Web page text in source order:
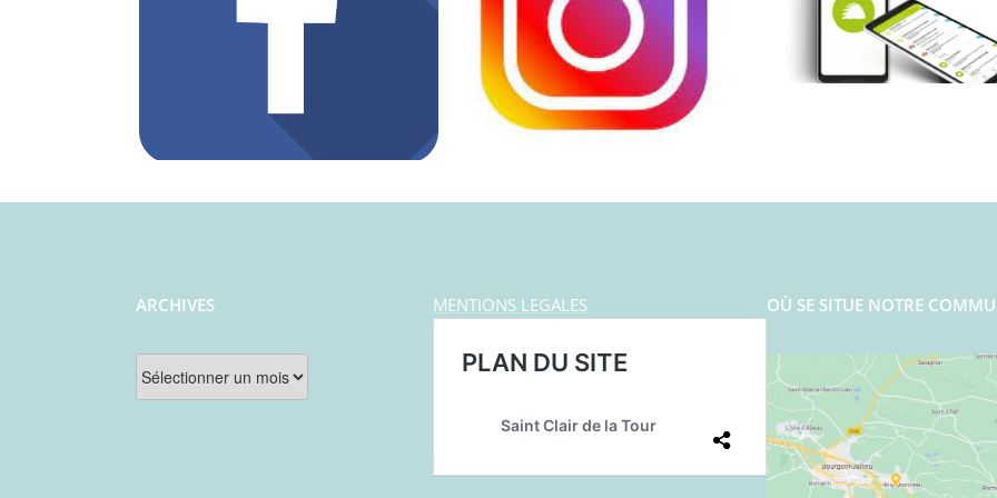
ARCHIVES
Archives
MENTIONS LEGALES OÙ SE SITUE NOTRE